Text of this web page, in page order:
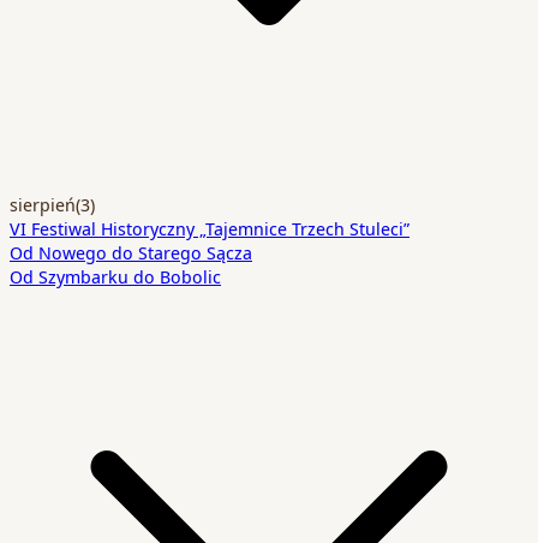
sierpień(3)
VI Festiwal Historyczny „Tajemnice Trzech Stuleci”
Od Nowego do Starego Sącza
Od Szymbarku do Bobolic